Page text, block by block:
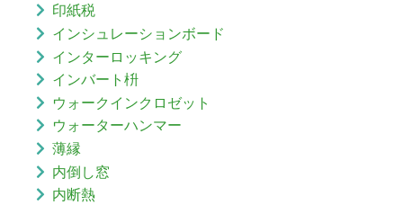
印紙税
インシュレーションボード
インターロッキング
インバート枡
ウォークインクロゼット
ウォーターハンマー
薄縁
内倒し窓
内断熱